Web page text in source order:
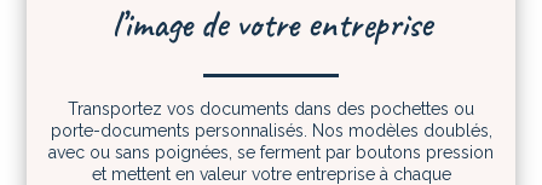
l’image de votre entreprise
Transportez vos documents dans des pochettes ou
porte-documents personnalisés. Nos modèles doublés,
avec ou sans poignées, se ferment par boutons pression
et mettent en valeur votre entreprise à chaque